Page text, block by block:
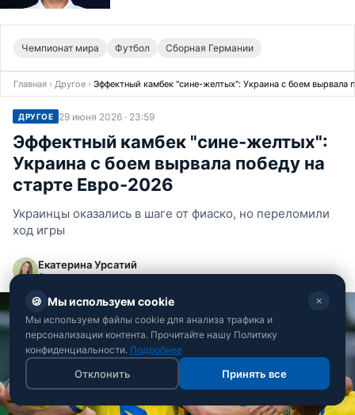
Чемпионат мира Футбол Сборная Германии
Главная › Другое › Эффектный камбек "сине-желтых": Украина с боем вырвала
ДРУГОЕ 29 июня 2026 · 23:59
Эффектный камбек "сине-желтых":
Украина с боем вырвала победу на
старте Евро-2026
Украинцы оказались в шаге от фиаско, но переломили
ход игры
Екатерина Урсатий
Спортивная журналистка
🍪 Мы используем cookie ✕
Мы используем файлы cookie для анализа трафика и
персонализации контента. Прочитайте нашу Политику
конфиденциальности. Подробнее
Отклонить Принять все